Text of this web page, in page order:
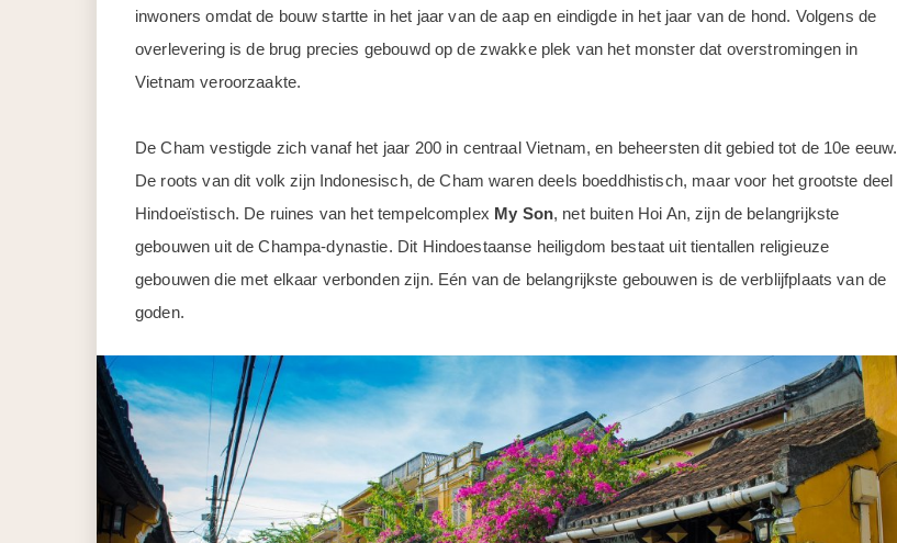
inwoners omdat de bouw startte in het jaar van de aap en eindigde in het jaar van de hond. Volgens de
overlevering is de brug precies gebouwd op de zwakke plek van het monster dat overstromingen in
Vietnam veroorzaakte.
De Cham vestigde zich vanaf het jaar 200 in centraal Vietnam, en beheersten dit gebied tot de 10e eeuw.
De roots van dit volk zijn Indonesisch, de Cham waren deels boeddhistisch, maar voor het grootste deel
Hindoeïstisch. De ruines van het tempelcomplex My Son, net buiten Hoi An, zijn de belangrijkste
gebouwen uit de Champa-dynastie. Dit Hindoestaanse heiligdom bestaat uit tientallen religieuze
gebouwen die met elkaar verbonden zijn. Eén van de belangrijkste gebouwen is de verblijfplaats van de
goden.